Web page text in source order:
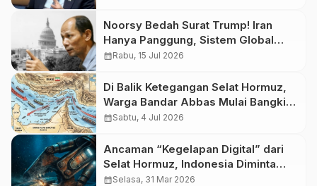
Noorsy Bedah Surat Trump! Iran
Hanya Panggung, Sistem Global
Target Utama
calendar_monthRabu, 15 Jul 2026
Di Balik Ketegangan Selat Hormuz,
Warga Bandar Abbas Mulai Bangkit
dari Luka Perang Iran-AS
calendar_monthSabtu, 4 Jul 2026
Ancaman “Kegelapan Digital” dari
Selat Hormuz, Indonesia Diminta
Siaga Hadapi Risiko Global
calendar_monthSelasa, 31 Mar 2026